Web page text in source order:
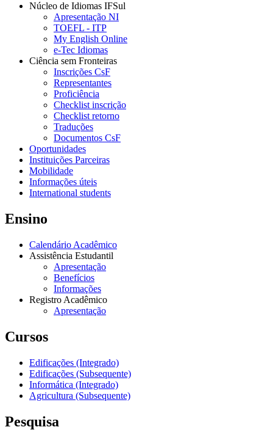
Núcleo de Idiomas IFSul
Apresentação NI
TOEFL - ITP
My English Online
e-Tec Idiomas
Ciência sem Fronteiras
Inscrições CsF
Representantes
Proficiência
Checklist inscrição
Checklist retorno
Traduções
Documentos CsF
Oportunidades
Instituições Parceiras
Mobilidade
Informações úteis
International students
Ensino
Calendário Acadêmico
Assistência Estudantil
Apresentação
Benefícios
Informações
Registro Acadêmico
Apresentação
Cursos
Edificações (Integrado)
Edificações (Subsequente)
Informática (Integrado)
Agricultura (Subsequente)
Pesquisa